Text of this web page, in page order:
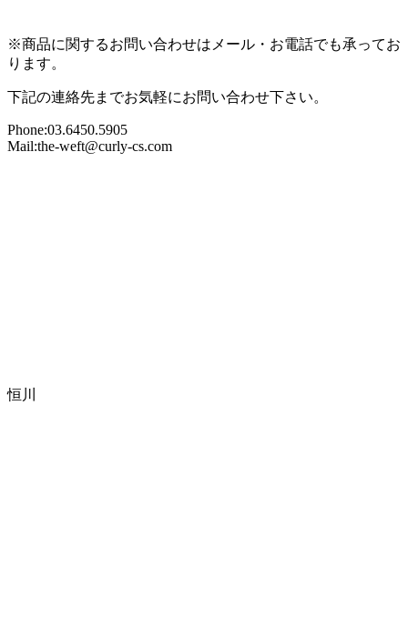
※商品に関するお問い合わせはメール・お電話でも承ってお
ります。
下記の連絡先までお気軽にお問い合わせ下さい。
Phone:03.6450.5905
Mail:the-weft@curly-cs.com
恒川